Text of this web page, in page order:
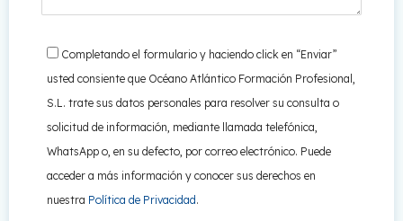
Completando el formulario y haciendo click en “Enviar”
usted consiente que Océano Atlántico Formación Profesional,
S.L. trate sus datos personales para resolver su consulta o
solicitud de información, mediante llamada telefónica,
WhatsApp o, en su defecto, por correo electrónico. Puede
acceder a más información y conocer sus derechos en
nuestra Política de Privacidad .